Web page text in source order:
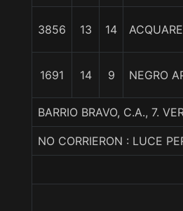
3856 13 14
1691 14 9 NEGRO
BARRIO BRAVO, C.A., 7.
NO CORRIERON : LUCE